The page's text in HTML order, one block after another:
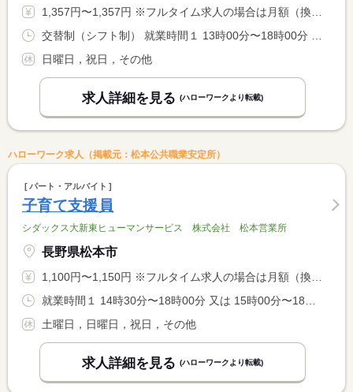
1,357円〜1,357円 ※フルタイム求人の場合は月額（換算額）、パート求人の場合は時間額を表示しています。
日曜日，祝日，その他
求人詳細を見る (ハローワークより転載)
ハローワーク求人（掲載元：松本公共職業安定所）
パート・アルバイト
子育て支援員
シダックス大新東ヒューマンサービス 株式会社 松本営業所
長野県松本市
1,100円〜1,150円 ※フルタイム求人の場合は月額（換算額）、パート求人の場合は時間額を表示しています。
土曜日，日曜日，祝日，その他
求人詳細を見る (ハローワークより転載)